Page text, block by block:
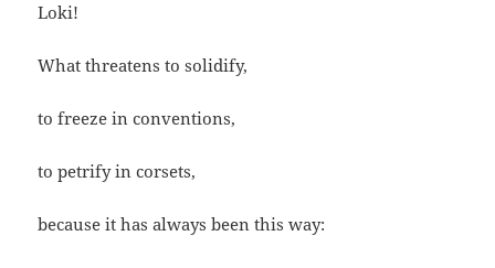
Loki!
What threatens to solidify,
to freeze in conventions,
to petrify in corsets,
because it has always been this way: